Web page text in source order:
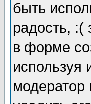
быть
радость, :(
в форме
используя